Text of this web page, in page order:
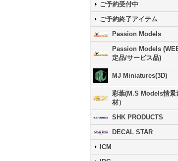
ご予約受付中
ご予約終了アイテム
Passion Models
Passion Models
定品/サービス品)
MJ Miniatures(3D)
彩葉(M.S Models情景
材）
SHK PRODUCTS
DECAL STAR
ICM